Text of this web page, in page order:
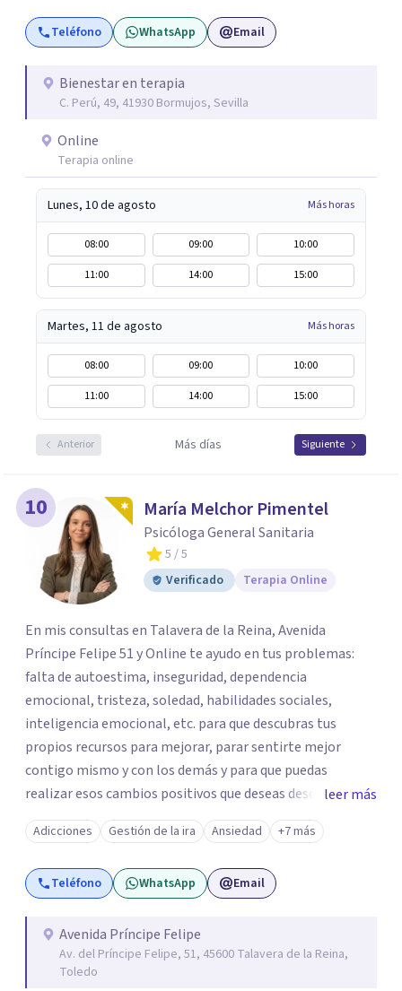
Teléfono WhatsApp Email
Bienestar en terapia
C. Perú, 49, 41930 Bormujos, Sevilla
Online
Terapia online
Lunes, 10 de agosto Más horas
08:00 09:00
10:00
11:00
14:00 15:00
Martes, 11 de agosto Más horas
08:00 09:00
10:00
11:00
14:00 15:00
Anterior Más días Siguiente
10 María Melchor Pimentel
Psicóloga General Sanitaria
5 / 5
Verificado
Terapia Online
En mis consultas en Talavera de la Reina, Avenida
Príncipe Felipe 51 y Online te ayudo en tus problemas:
falta de autoestima, inseguridad, dependencia
emocional, tristeza, soledad, habilidades sociales,
inteligencia emocional, etc. para que descubras tus
propios recursos para mejorar, parar sentirte mejor
contigo mismo y con los demás y para que puedas
realizar esos cambios positivos que deseas desde hace
tiempo pero que no sabes cómo llevarlos a cabo. La
primera visita informativa será al 50% y servirá para
conocernos, poder evaluar juntos tus dificultades y hablar
de un plan de ayuda. Con los datos que me ofrezcas, te
consistirá el tratamiento y te plantearé qué
herramientas usaremos para resolver las situaciones que
te preocupan. Aplico una psicología integradora que
leer más
Adicciones Gestión de la ira Ansiedad +7 más
Teléfono WhatsApp Email
Avenida Príncipe Felipe
Av. del Príncipe Felipe, 51, 45600 Talavera de la Reina,
Toledo